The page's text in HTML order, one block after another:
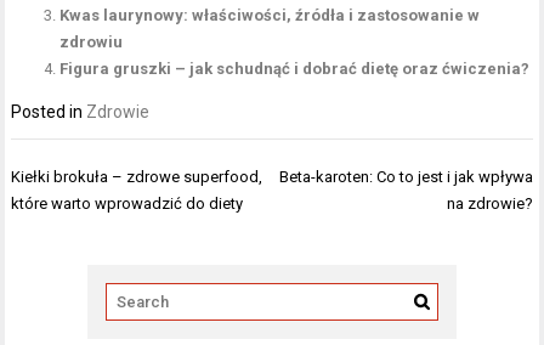
Kwas laurynowy: właściwości, źródła i zastosowanie w
zdrowiu
Figura gruszki – jak schudnąć i dobrać dietę oraz ćwiczenia?
Posted in Zdrowie
Nawigacja
wpisu
Kiełki brokuła – zdrowe superfood,
które warto wprowadzić do diety
Beta-karoten: Co to jest i jak wpływa
na zdrowie?